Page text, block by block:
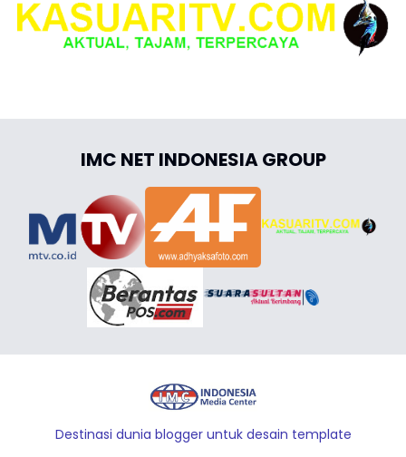
IMC NET INDONESIA GROUP
Destinasi dunia blogger untuk desain template